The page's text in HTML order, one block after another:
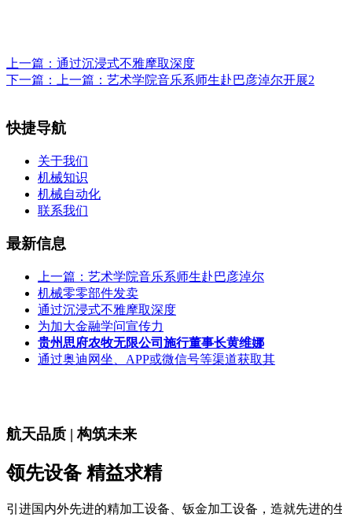
上一篇： 通过沉浸式不雅摩取深度
下一篇：
上一篇：艺术学院音乐系师生赴巴彦淖尔开展2
快捷导航
关于我们
机械知识
机械自动化
联系我们
最新信息
上一篇：艺术学院音乐系师生赴巴彦淖尔
机械零零部件发卖
通过沉浸式不雅摩取深度
为加大金融学问宣传力
贵州思府农牧无限公司施行董事长黄维娜
通过奥迪网坐、APP或微信号等渠道获取其
航天品质 | 构筑未来
领先设备 精益求精
引进国内外先进的精加工设备、钣金加工设备，造就先进的